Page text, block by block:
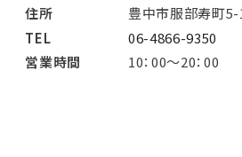
住所
豊中市服部寿町
TEL
06-4866-9350
営業時間
10：00～20：00